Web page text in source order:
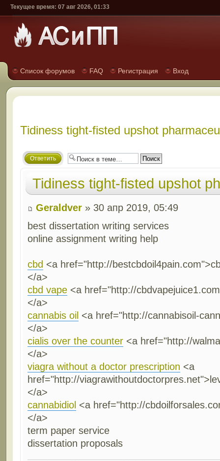
Текущее время: 07 авг 2026, 01:33
Список форумов FAQ Регистрация Вход
Tidiness tight-fisted upshot
Ответить
Tidiness tight-fisted upshot
Geraldver» 30 апр 2019, 05:49
best dissertation writing services
online assignment writing help
cbd <a href="http://
</a>
cbd vape<a href="http://
</a>
cannabis oil <a href="http://cannabisoil-
</a>
cialis over the counter<a href="http://
</a>
viagra without a doctor prescription <a
href="http://
</a>
cannabidiol <a href="http://
</a>
term paper service
dissertation proposals